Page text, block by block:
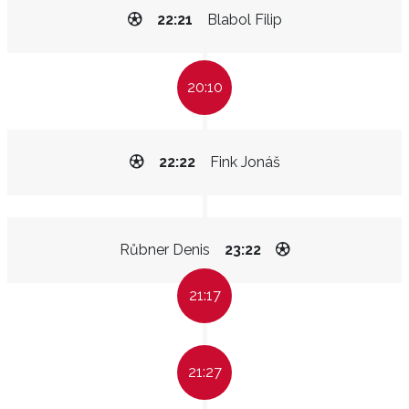
Blabol Filip
22:21
20:10
Fink Jonáš
22:22
Růbner Denis 23:22
21:17
21:27